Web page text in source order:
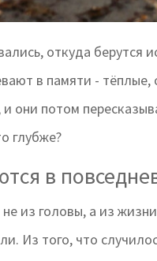
откуда берутся
в памяти -
они потом
глубже?
в
из головы, а из
Из того, что